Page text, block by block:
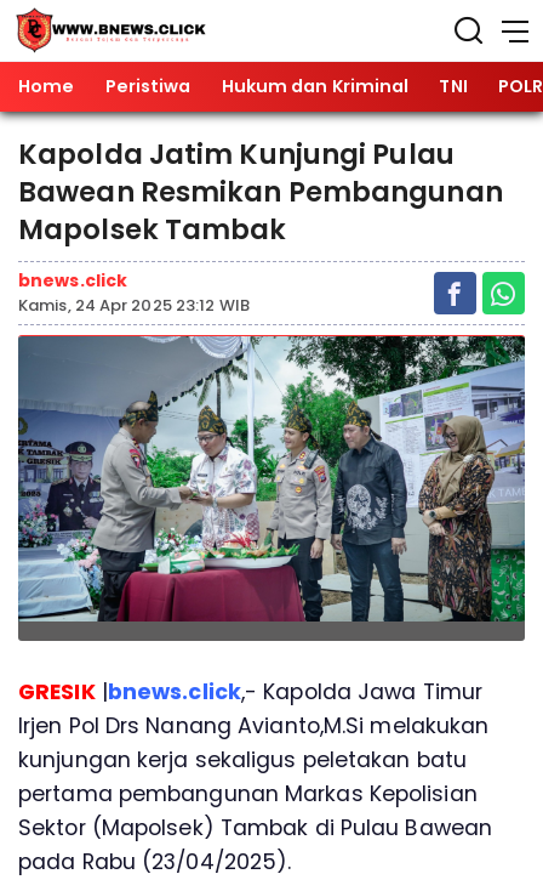
Home Peristiwa Hukum dan Kriminal TNI
Kapolda Jatim Kunjungi Pulau
Bawean Resmikan Pembangunan
Mapolsek Tambak
bnews.click
Kamis, 24 Apr 2025 23:12 WIB
GRESIK|bnews.click,- Kapolda Jawa Timur
Irjen Pol Drs Nanang Avianto,M.Si melakukan
kunjungan kerja sekaligus peletakan batu
pertama pembangunan Markas Kepolisian
Sektor (Mapolsek) Tambak di Pulau Bawean
pada Rabu (23/04/2025).